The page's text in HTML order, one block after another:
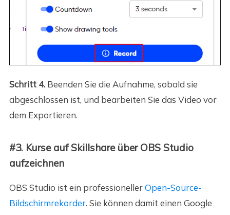
Schritt 4.Beenden Sie die Aufnahme, sobald sie
abgeschlossen ist, und bearbeiten Sie das Video vor
dem Exportieren.
#3. Kurse auf Skillshare über OBS Studio
aufzeichnen
OBS Studio ist ein professionellerOpen-Source-
Bildschirmrekorder. Sie können damit einen Google